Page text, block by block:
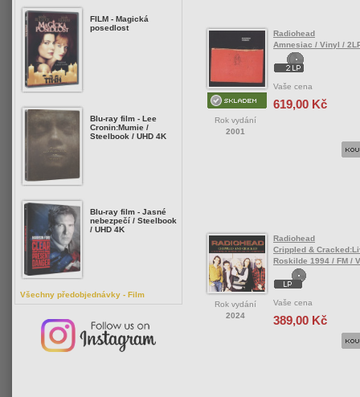
Rok vydání
2001
Radiohead
Amnesiac / Vinyl /
Vaše cena
619,00 Kč
Rok vydání
2024
Radiohead
Crippled &
Roskilde 1994 / FM /
Vaše cena
389,00 Kč
FILM - Magická
posedlost
Blu-ray film - Lee
Cronin:Mumie /
Steelbook / UHD 4K
Blu-ray film - Jasné
nebezpečí / Steelbook
/ UHD 4K
Všechny předobjednávky - Film